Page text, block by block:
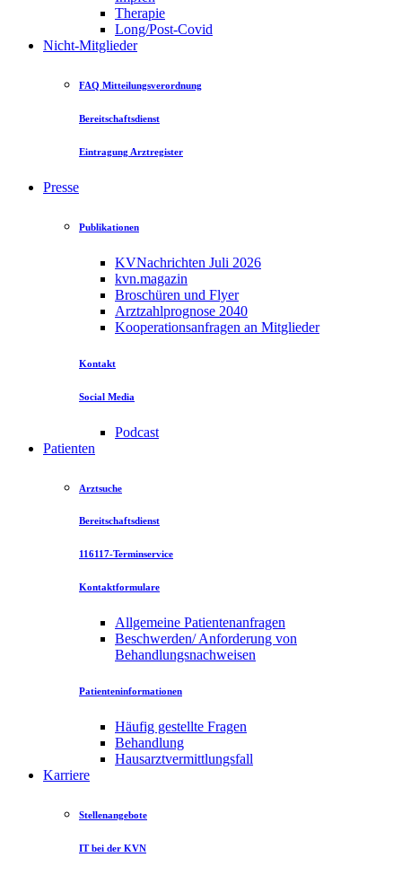
Therapie
Long/Post-Covid
Nicht-Mitglieder
FAQ Mitteilungsverordnung
Bereitschaftsdienst
Eintragung Arztregister
Presse
Publikationen
KVNachrichten Juli 2026
kvn.magazin
Broschüren und Flyer
Arztzahlprognose 2040
Kooperationsanfragen an Mitglieder
Kontakt
Social Media
Podcast
Patienten
Arztsuche
Bereitschaftsdienst
116117-Terminservice
Kontaktformulare
Allgemeine Patientenanfragen
Beschwerden/ Anforderung von
Behandlungsnachweisen
Patienteninformationen
Häufig gestellte Fragen
Behandlung
Hausarztvermittlungsfall
Karriere
Stellenangebote
IT bei der KVN